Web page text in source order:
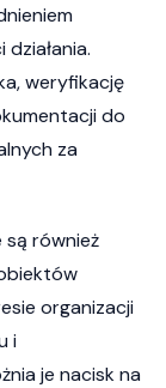
weryfikację
do
za
również
organizacji
i
je nacisk na